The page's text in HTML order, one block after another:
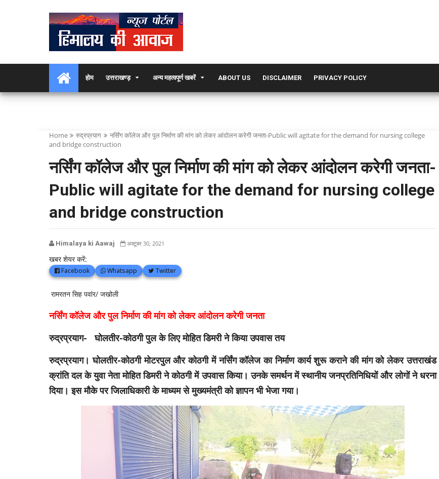
होम उत्तराखण्ड़ अन्य महत्वपूर्ण खबरें ABOUT US DISCLAIMER PRIVACY POLICY
Home रुद्रप्रयाग
नर्सिंग कॉलेज और पुल निर्माण की मांग को लेकर आंदोलन करेगी जनता-Public will agitate for the demand for nursing college
and bridge construction
नर्सिंग कॉलेज और पुल निर्माण की मांग को लेकर आंदोलन करेगी जनता-
Public will agitate for the demand for nursing college
and bridge construction
Himalaya ki Aawaj अक्टूबर 30, 2021
खबर शेयर करें:
Facebook Whatsapp Twitter
रामरतन सिह पवांर/ जखोली
नर्सिंग कॉलेज और पुल निर्माण की मांग को लेकर आंदोलन करेगी जनता
रुद्रप्रयाग- घोलतीर-कोठगी पुल के लिए मोहित डिमरी ने किया उपवास तय
रुद्रप्रयाग। घोलतीर-कोठगी मोटरपुल और कोठगी में नर्सिंग कॉलेज का निर्माण कार्य शुरू कराने की मांग को लेकर उत्तराखंड
क्रांति दल के युवा नेता मोहित डिमरी ने कोठगी में उपवास किया। उनके समर्थन में स्थानीय जनप्रतिनिधियों और लोगों ने धरना
दिया। इस मौके पर जिलाधिकारी के माध्यम से मुख्यमंत्री को ज्ञापन भी भेजा गया।